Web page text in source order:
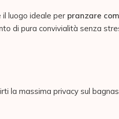
luogo ideale per pranzare
di pura convivialità senza
la massima privacy sul